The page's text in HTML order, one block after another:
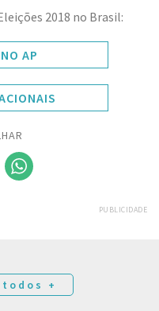
2018 no Brasil:
AP
PUBLICIDADE
todos +